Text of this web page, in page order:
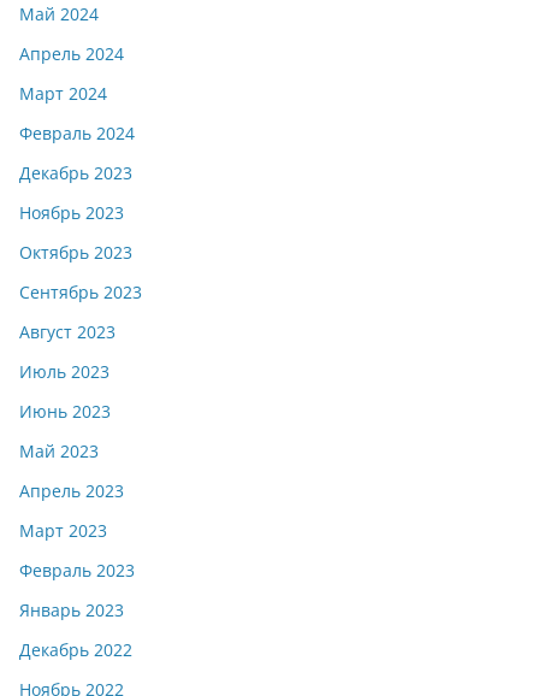
Май 2024
Апрель 2024
Март 2024
Февраль 2024
Декабрь 2023
Ноябрь 2023
Октябрь 2023
Сентябрь 2023
Август 2023
Июль 2023
Июнь 2023
Май 2023
Апрель 2023
Март 2023
Февраль 2023
Январь 2023
Декабрь 2022
Ноябрь 2022